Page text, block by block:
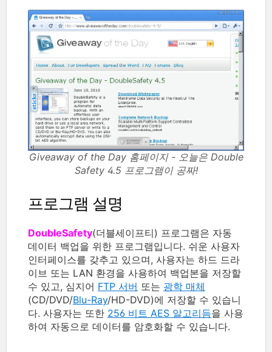
Giveaway of the Day 홈페이지 - 오늘은 Double
Safety 4.5 프로그램이 공짜!
프로그램 설명
DoubleSafety(더블세이프티) 프로그램은 자동
데이터 백업을 위한 프로그램입니다. 쉬운 사용자
인터페이스를 갖추고 있으며, 사용자는 하드 드라
이브 또는 LAN 환경을 사용하여 백업본을 저장할
수 있고, 심지어 FTP 서버 또는 광학 매체
(CD/DVD/Blu-Ray/HD-DVD)에 저장할 수 있습니
다. 사용자는 또한 256 비트 AES 알고리듬을 사용
하여 자동으로 데이터를 암호화할 수 있습니다.